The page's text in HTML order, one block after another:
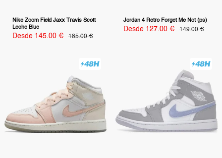
Nike Zoom Field Jaxx Travis Scott
Leche Blue
Precio
Desde 145.00 €
Precio
185.00 €
Jordan 4 Retro Forget Me Not (ps)
Precio
Desde 127.00 €
Precio
149.00 €